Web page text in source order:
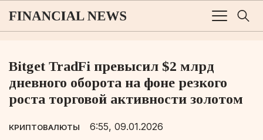
Bitget TradFi превысил $2 млрд
дневного оборота на фоне резкого
роста торговой активности золотом
КРИПТОВАЛЮТЫ
6:55, 09.01.2026